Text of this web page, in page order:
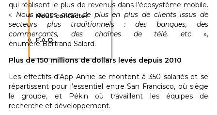
Nous contacter
F.A.Q
qui réalisent le plus de revenus dans l’écosystème mobile.
« Nous avons aussi de plus en plus de clients issus de
secteurs plus traditionnels : des banques, des
commerçants, des chaînes de télé, etc»,
énumère Bertrand Salord.
Plus de 150 millions de dollars levés depuis 2010
Les effectifs d’App Annie se montent à 350 salariés et se
répartissent pour l’essentiel entre San Francisco, où siège
le groupe, et Pékin où travaillent les équipes de
recherche et développement.